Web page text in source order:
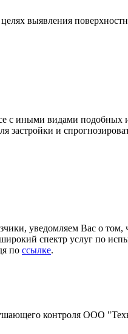
выявления
с иными видами
и
уведомляем Вас о
услуг по
по ссылке.
контроля ООО